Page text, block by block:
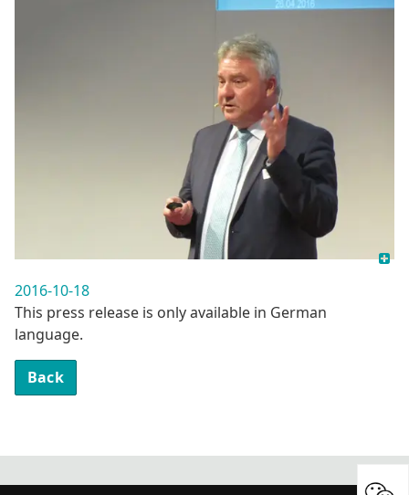
2016-10-18
This press release is only available in German
language.
Back